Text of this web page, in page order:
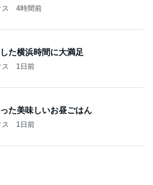
1日前
た美味しいお昼ごはん
1日前